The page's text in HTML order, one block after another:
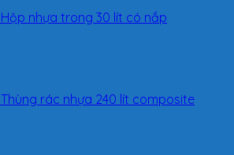
Hộp nhựa trong 30 lít có nắp
Thùng rác nhựa 240 lít composite